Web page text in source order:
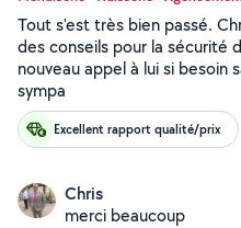
Tout s'est très bien passé.
des conseils pour la sécurité
nouveau appel à lui si besoin
sympa
Excellent rapport qualité/prix
Chris
merci beaucoup